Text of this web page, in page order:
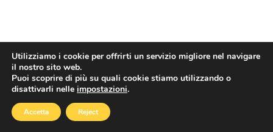
Utilizziamo i cookie per offrirti un servizio migliore nel navigare
il nostro sito web.
Puoi scoprire di più su quali cookie stiamo utilizzando o
disattivarli nelle impostazioni.
Accetta Reject